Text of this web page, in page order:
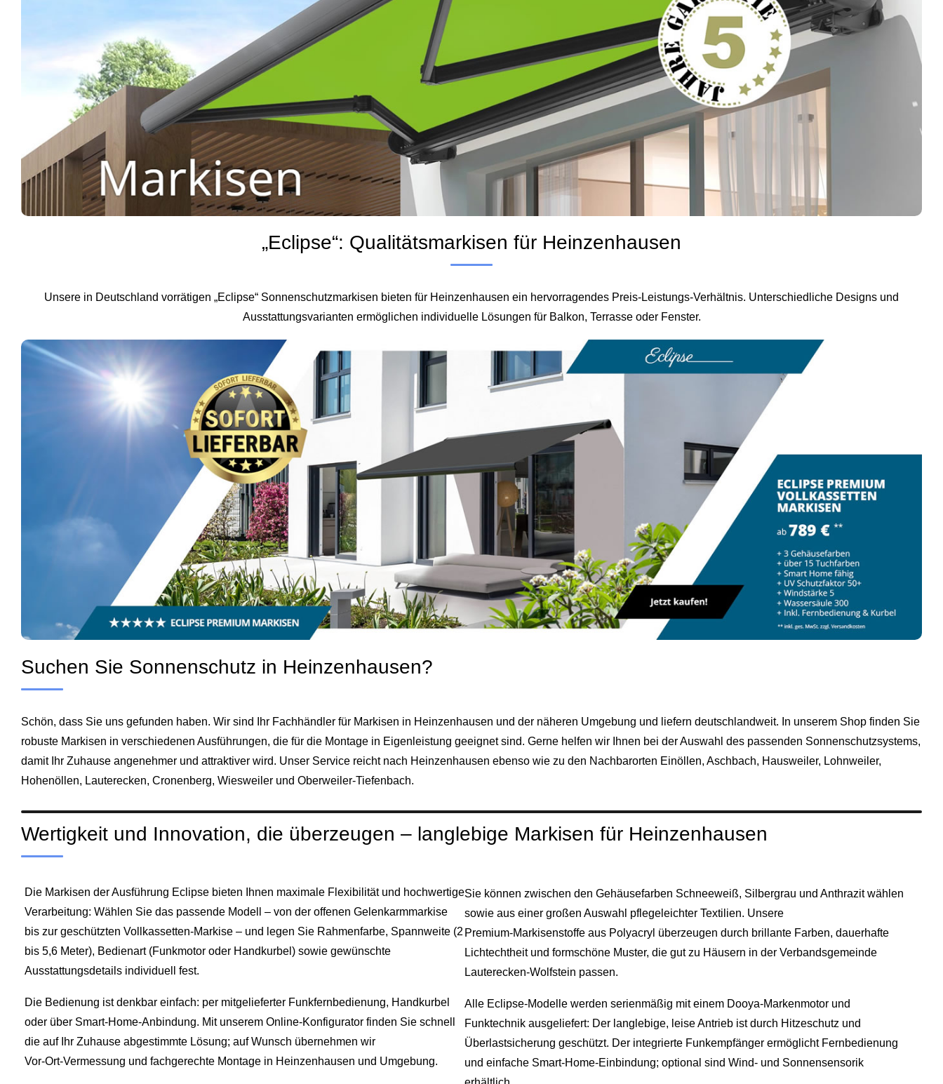
„Eclipse“: Qualitätsmarkisen für Heinzenhausen
Unsere in Deutschland vorrätigen „Eclipse“ Sonnenschutzmarkisen bieten für Heinzenhausen ein hervorragendes Preis‑Leistungs‑Verhältnis. Unterschiedliche Designs und
Ausstattungsvarianten ermöglichen individuelle Lösungen für Balkon, Terrasse oder Fenster.
Suchen Sie Sonnenschutz in Heinzenhausen?
Schön, dass Sie uns gefunden haben. Wir sind Ihr Fachhändler für Markisen in Heinzenhausen und der näheren Umgebung und liefern deutschlandweit. In unserem Shop finden Sie
robuste Markisen in verschiedenen Ausführungen, die für die Montage in Eigenleistung geeignet sind. Gerne helfen wir Ihnen bei der Auswahl des passenden Sonnenschutzsystems,
damit Ihr Zuhause angenehmer und attraktiver wird. Unser Service reicht nach Heinzenhausen ebenso wie zu den Nachbarorten Einöllen, Aschbach, Hausweiler, Lohnweiler,
Hohenöllen, Lauterecken, Cronenberg, Wiesweiler und Oberweiler‑Tiefenbach.
Wertigkeit und Innovation, die überzeugen – langlebige Markisen für Heinzenhausen
Die Markisen der Ausführung Eclipse bieten Ihnen maximale Flexibilität und hochwertige
Verarbeitung: Wählen Sie das passende Modell – von der offenen Gelenkarmmarkise
bis zur geschützten Vollkassetten-Markise – und legen Sie Rahmenfarbe, Spannweite (2
bis 5,6 Meter), Bedienart (Funkmotor oder Handkurbel) sowie gewünschte
Ausstattungsdetails individuell fest.
Die Bedienung ist denkbar einfach: per mitgelieferter Funkfernbedienung, Handkurbel
oder über Smart‑Home‑Anbindung. Mit unserem Online-Konfigurator finden Sie schnell
die auf Ihr Zuhause abgestimmte Lösung; auf Wunsch übernehmen wir
Vor‑Ort‑Vermessung und fachgerechte Montage in Heinzenhausen und Umgebung.
Sie können zwischen den Gehäusefarben Schneeweiß, Silbergrau und Anthrazit wählen
sowie aus einer großen Auswahl pflegeleichter Textilien. Unsere
Premium‑Markisenstoffe aus Polyacryl überzeugen durch brillante Farben, dauerhafte
Lichtechtheit und formschöne Muster, die gut zu Häusern in der Verbandsgemeinde
Lauterecken‑Wolfstein passen.
Alle Eclipse‑Modelle werden serienmäßig mit einem Dooya‑Markenmotor und
Funktechnik ausgeliefert: Der langlebige, leise Antrieb ist durch Hitzeschutz und
Überlastsicherung geschützt. Der integrierte Funkempfänger ermöglicht Fernbedienung
und einfache Smart‑Home‑Einbindung; optional sind Wind‑ und Sonnensensorik